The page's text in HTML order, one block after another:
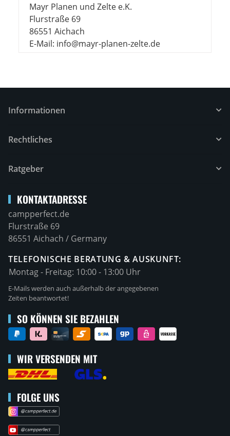
Mayr Planen und Zelte e.K.
Flurstraße 69
86551 Aichach
E-Mail: info@mayr-planen-zelte.de
Informationen
Rechtliches
Ratgeber
KONTAKTADRESSE
campperfect.de
Flurstraße 69
86551 Aichach / Germany
TELEFONISCHE BERATUNG & AUSKUNFT:
Montag - Freitag: 10:00 - 13:00 Uhr
E-Mails werden auch außerhalb der angegebenen
Zeiten beantwortet!
SO KÖNNEN SIE BEZAHLEN
WIR VERSENDEN MIT
FOLGE UNS